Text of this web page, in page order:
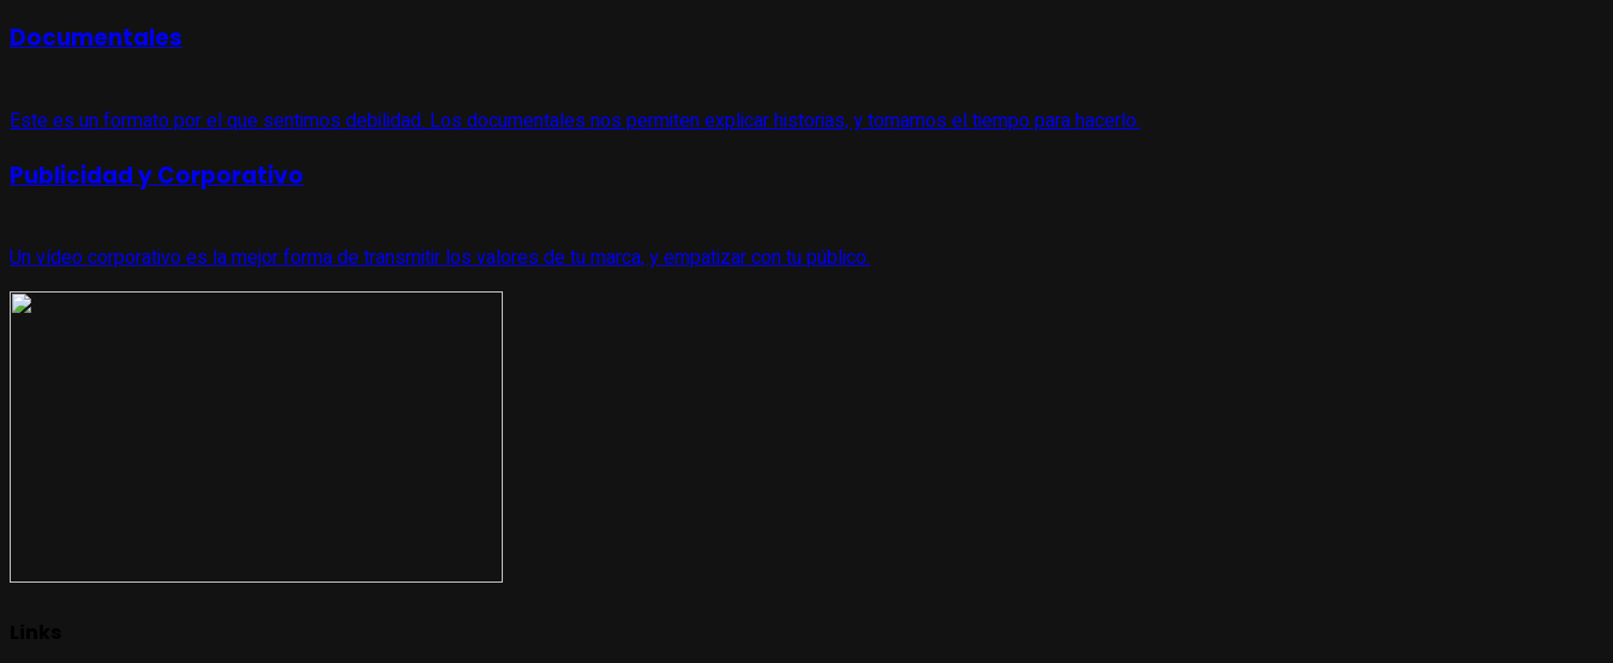
Documentales
Este es un formato por el que sentimos debilidad. Los documentales nos permiten explicar historias, y tomarnos el tiempo para hacerlo.
Publicidad y Corporativo
Un vídeo corporativo es la mejor forma de transmitir los valores de tu marca, y empatizar con tu público.